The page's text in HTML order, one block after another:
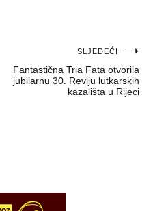
SLJEDEĆI
Fantastična Tria Fata otvorila
jubilarnu 30. Reviju lutkarskih
kazališta u Rijeci